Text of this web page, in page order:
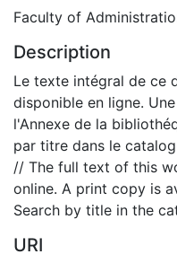
Faculty of
Description
Le texte intégral de ce
disponible en ligne.
l'Annexe de la
par titre dans le
// The full text of this
online. A print copy is
Search by title in the
URI